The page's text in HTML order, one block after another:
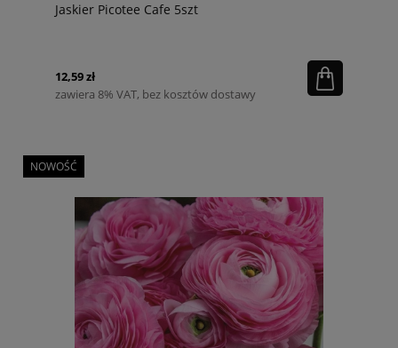
Jaskier Picotee Cafe 5szt
12,59 zł
zawiera 8% VAT, bez kosztów dostawy
NOWOŚĆ